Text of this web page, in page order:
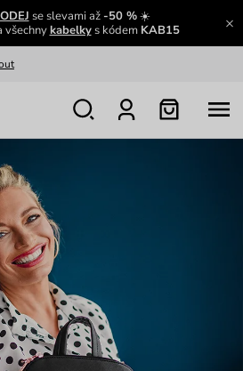
se slevami až -50 %☀️
všechnykabelkys kódem KAB15